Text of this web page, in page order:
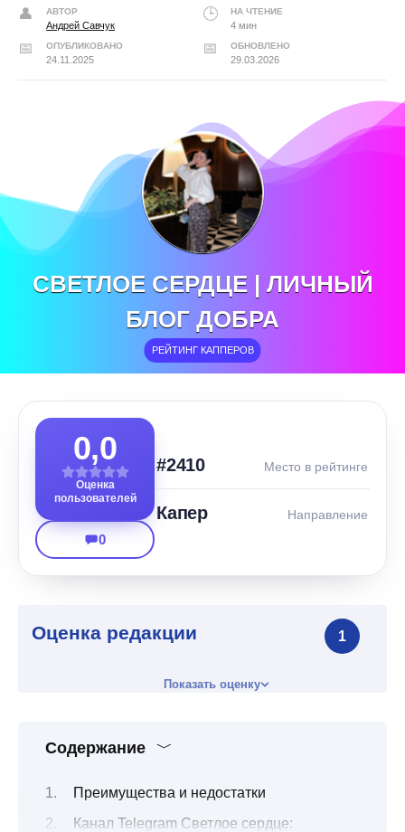
АВТОР
Андрей Савчук
НА ЧТЕНИЕ
4 мин
ОПУБЛИКОВАНО
24.11.2025
ОБНОВЛЕНО
29.03.2026
СВЕТЛОЕ СЕРДЦЕ | ЛИЧНЫЙ
БЛОГ ДОБРА
РЕЙТИНГ КАППЕРОВ
0,0
Оценка
пользователей
0
#2410 Место в рейтинге
Капер Направление
Оценка редакции 1
Показать оценку
Содержание
Преимущества и недостатки
Канал Telegram Светлое сердце: